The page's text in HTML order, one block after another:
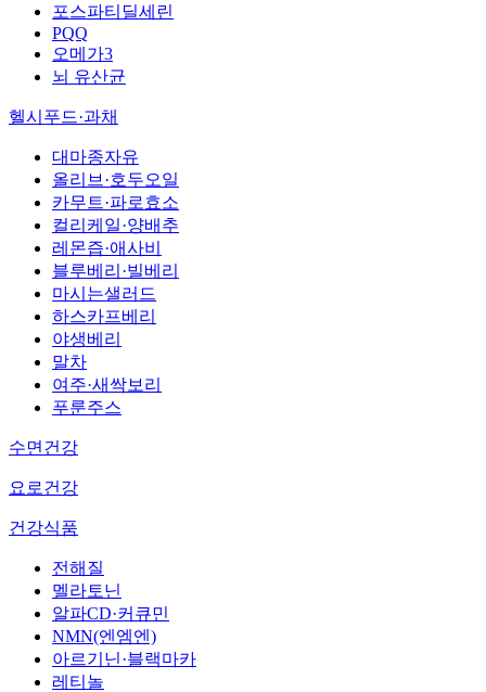
포스파티딜세린
PQQ
오메가3
뇌 유산균
헬시푸드·과채
대마종자유
올리브·호두오일
카무트·파로효소
컬리케일·양배추
레몬즙·애사비
블루베리·빌베리
마시는샐러드
하스카프베리
야생베리
말차
여주·새싹보리
푸룬주스
수면건강
요로건강
건강식품
전해질
멜라토닌
알파CD·커큐민
NMN(엔엠엔)
아르기닌·블랙마카
레티놀